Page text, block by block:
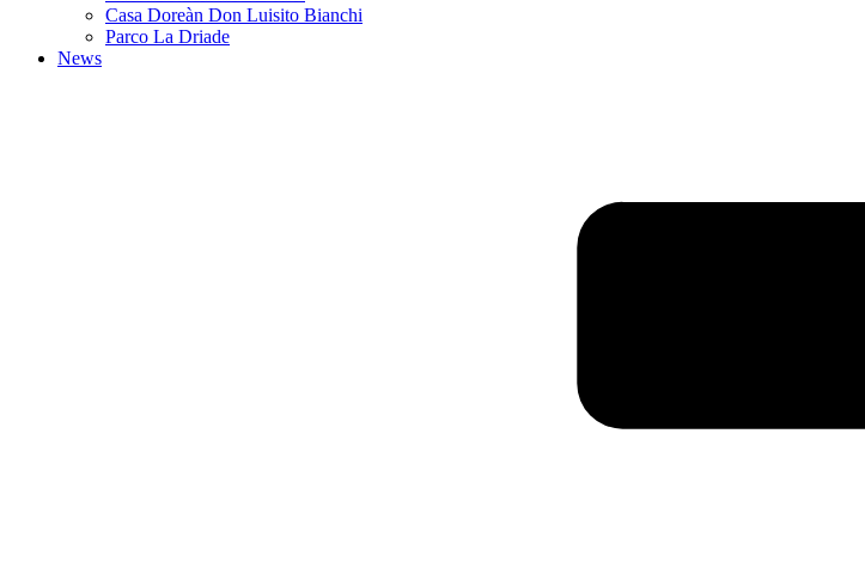
Casa Doreàn Don Luisito Bianchi
Parco La Driade
News